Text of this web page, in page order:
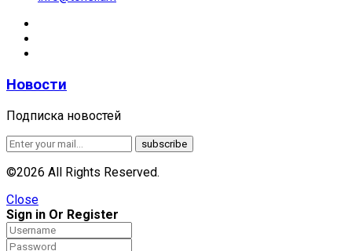
Новости
Подписка новостей
©2026 All Rights Reserved.
Close
Sign in Or Register